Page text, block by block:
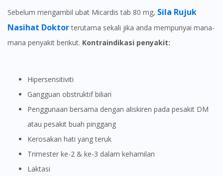
Visit DoctorOnCall Singapore
You are currently on DoctorOnCall.com.my, our Malaysian
site.
To serve you better, would you like to head over to
DoctorOnCall Singapore
Sebelum mengambil ubat Micardis tab 80 mg, Sila Rujuk
Nasihat Doktorterutama sekali jika anda mempunyai mana-
mana penyakit berikut. Kontraindikasi penyakit:
Hipersensitiviti
Gangguan obstruktif biliari
Penggunaan bersama dengan aliskiren pada pesakit DM
atau pesakit buah pinggang
Kerosakan hati yang teruk
Trimester ke-2 & ke-3 dalam kehamilan
Laktasi